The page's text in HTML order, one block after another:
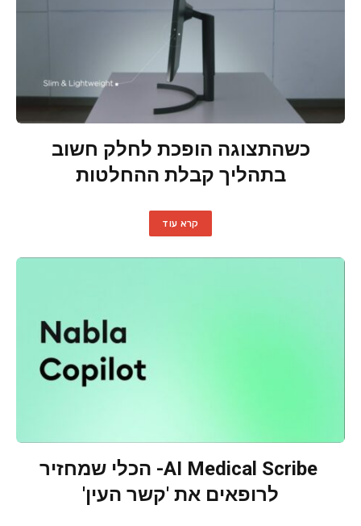
כשהתצוגה הופכת לחלק חשוב
בתהליך קבלת ההחלטות
קרא עוד
AI Medical Scribe- הכלי שמחזיר
לרופאים את 'קשר העין'